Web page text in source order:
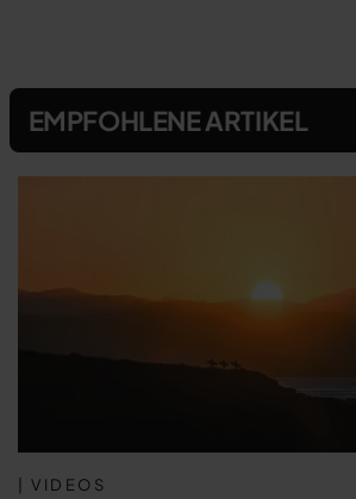
EMPFOHLENE ARTIKEL
| VIDEOS